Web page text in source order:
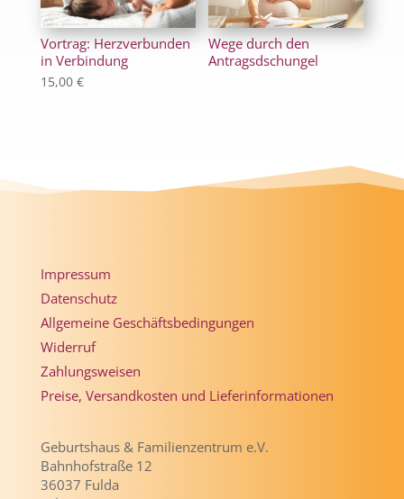
Vortrag: Herzverbunden
in Verbindung
15,00 €
Wege durch den
Antragsdschungel
Impressum
Datenschutz
Allgemeine Geschäftsbedingungen
Widerruf
Zahlungsweisen
Preise, Versandkosten und Lieferinformationen
Geburtshaus & Familienzentrum e.V.
Bahnhofstraße 12
36037 Fulda